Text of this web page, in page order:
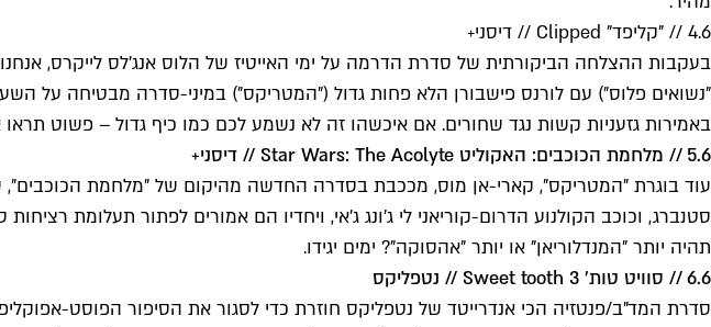
4.6 // "קליפד" Clipped // דיסני+
בעקבות ההצלחה הביקורתית של סדרת הדרמה על ימי האייטיז של הלוס אנג'לס לייקרס, אנחנו
"נשואים פלוס") עם לורנס פישבורן הלא פחות גדול ("המטריקס") במיני-סדרה מבטיחה על
באמירות גזעניות קשות נגד שחורים. אם איכשהו זה לא נשמע לכם כמו כיף גדול – פשוט תראו
5.6 // מלחמת הכוכבים: האקוליט Star Wars: The Acolyte // דיסני+
עוד בוגרת "המטריקס", קארי-אן מוס, מככבת בסדרה החדשה מהיקום של "מלחמת
סטנברג, וכוכב הקולנוע הדרום-קוריאני לי ג'ונג ג'אי, ויחדיו הם אמורים לפתור תעלומת
תהיה יותר "המנדלוריאן" או יותר "אהסוקה"? ימים יגידו.
6.6 // סוויט טות' 3 Sweet tooth // נטפליקס
סדרת המד"ב/פנטזיה הכי אנדרייטד של נטפליקס חוזרת כדי לסגור את הסיפור הפוסט-